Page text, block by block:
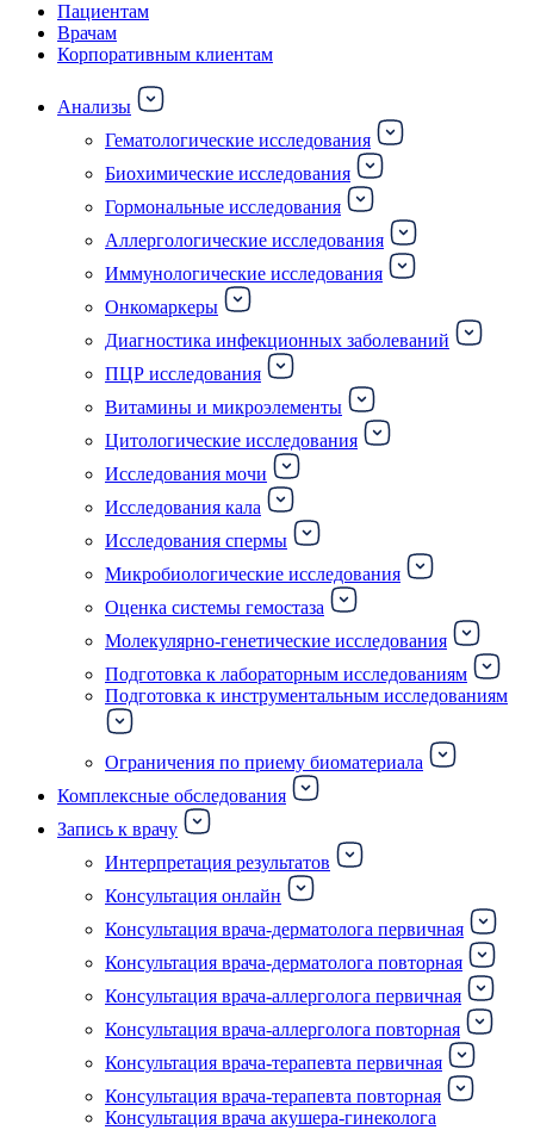
Пациентам
Врачам
Корпоративным клиентам
Анализы
Гематологические исследования
Биохимические исследования
Гормональные исследования
Аллергологические исследования
Иммунологические исследования
Онкомаркеры
Диагностика инфекционных заболеваний
ПЦР исследования
Витамины и микроэлементы
Цитологические исследования
Исследования мочи
Исследования кала
Исследования спермы
Микробиологические исследования
Оценка системы гемостаза
Молекулярно-генетические исследования
Подготовка к лабораторным исследованиям
Подготовка к инструментальным исследованиям
Ограничения по приему биоматериала
Комплексные обследования
Запись к врачу
Интерпретация результатов
Консультация онлайн
Консультация врача-дерматолога первичная
Консультация врача-дерматолога повторная
Консультация врача-аллерголога первичная
Консультация врача-аллерголога повторная
Консультация врача-терапевта первичная
Консультация врача-терапевта повторная
Консультация врача акушера-гинеколога